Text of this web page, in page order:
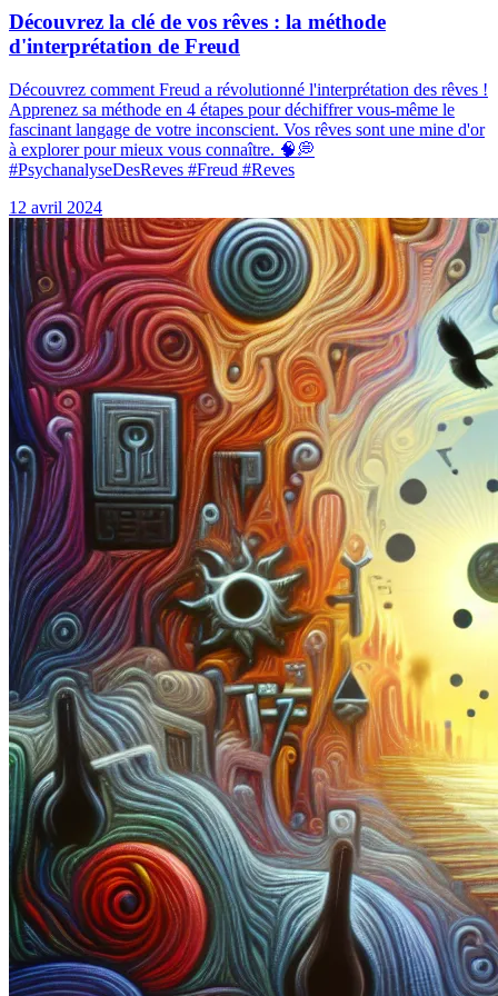
Découvrez la clé de vos rêves : la méthode
d'interprétation de Freud
Découvrez comment Freud a révolutionné l'interprétation des rêves !
Apprenez sa méthode en 4 étapes pour déchiffrer vous-même le
fascinant langage de votre inconscient. Vos rêves sont une mine d'or
à explorer pour mieux vous connaître. 🧠💭
#PsychanalyseDesReves #Freud #Reves
12 avril 2024